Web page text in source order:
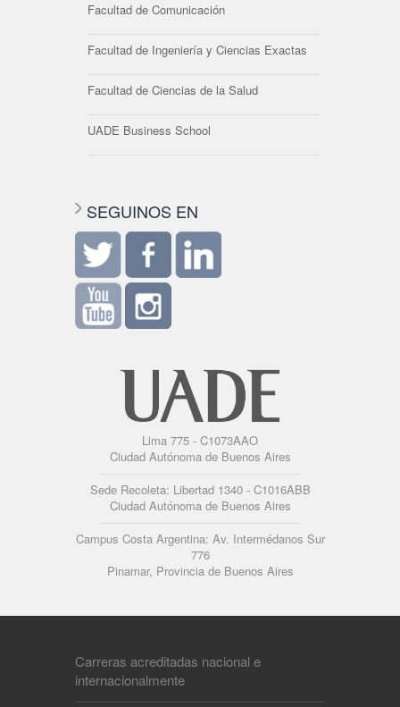
Facultad de Comunicación
Facultad de Ingeniería y Ciencias Exactas
Facultad de Ciencias de la Salud
UADE Business School
SEGUINOS EN
Lima 775 - C1073AAO
Ciudad Autónoma de Buenos Aires
Sede Recoleta: Libertad 1340 - C1016ABB
Ciudad Autónoma de Buenos Aires
Campus Costa Argentina: Av. Intermédanos Sur
776
Pinamar, Provincia de Buenos Aires
Carreras acreditadas nacional e
internacionalmente